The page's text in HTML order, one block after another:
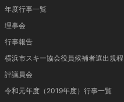
年度行事一覧
理事会
行事報告
横浜市スキー協会役員候補者選出規程
評議員会
令和元年度（2019年度）行事一覧